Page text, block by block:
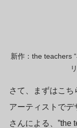
新作：the teachers
さて、まずはこち
アーティストでデ
さんによる、”the